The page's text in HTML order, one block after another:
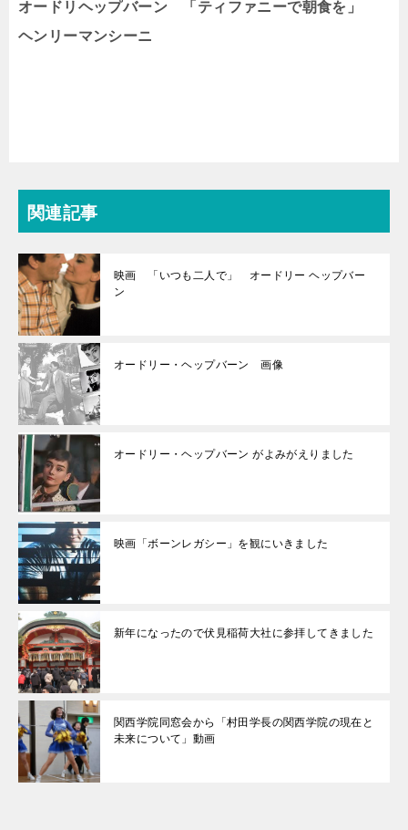
オードリヘップバーン 「ティファニーで朝食を」
ヘンリーマンシーニ
関連記事
映画 「いつも二人で」 オードリー ヘップバー
ン
オードリー・ヘップバーン 画像
オードリー・ヘップバーン がよみがえりました
映画「ボーンレガシー」を観にいきました
新年になったので伏見稲荷大社に参拝してきました
関西学院同窓会から「村田学長の関西学院の現在と
未来について」動画